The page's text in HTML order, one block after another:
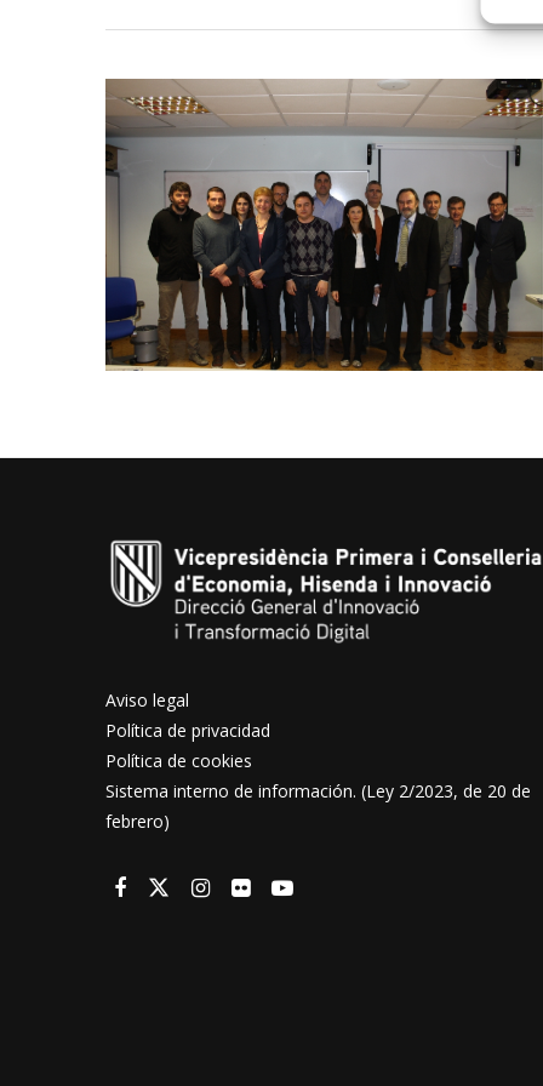
Aviso legal
Política de privacidad
Política de cookies
Sistema interno de información. (Ley 2/2023, de 20 de
febrero)